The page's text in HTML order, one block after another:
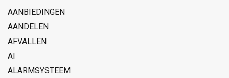
AANBIEDINGEN
AANDELEN
AFVALLEN
AI
ALARMSYSTEEM